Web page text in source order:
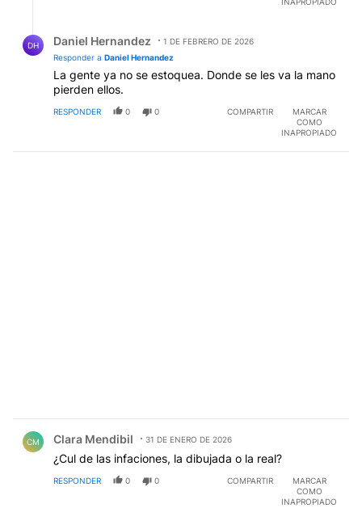
DH Daniel Hernandez
1 DE FEBRERO DE 2026
Responder a Daniel Hernandez
La gente ya no se estoquea. Donde se les va la mano
pierden ellos.
RESPONDER 0 0 COMPARTIR
MARCAR
COMO
INAPROPIADO
CM Clara Mendibil 31 DE ENERO DE 2026
¿Cul de las infaciones, la dibujada o la real?
RESPONDER 0 0 COMPARTIR
MARCAR
COMO
INAPROPIADO